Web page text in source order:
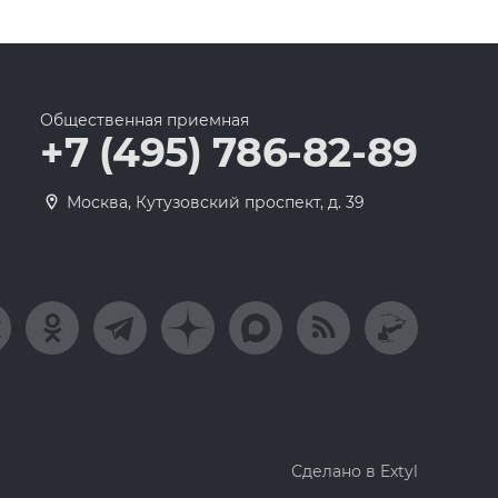
Общественная приемная
+7 (495) 786-82-89
Москва, Кутузовский проспект, д. 39
Сделано в Extyl